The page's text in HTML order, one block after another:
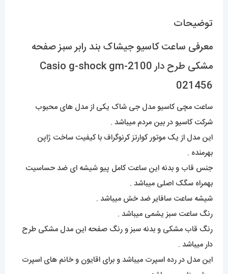
توضیحات
معرفی ساعت کاسیو جیشاک بند رابر سبز صفحه
مشکی طرح دار Casio g-shock gm-2100
021456
ساعت مچی کاسیو مدل جی شاک یکی از مدل های محبوب
شرکت کاسیو در بین مردم میباشد .
این مدل از یک موتور کوارتز کرنوگراف با کیفیت ساخت ژاپن
بهرمنده .
جنس قاب و بدنه این ساعت کامل پیو شیشه ای ضد حساسیت
بهمراه سگک اصلی میباشد .
شیشه ساعت سافایر ضد خش میباشد .
رنگ ساعت سبز یشمی میباشد .
رنگ قاب مشکی و بدنه سبز و رنگ صفحه این مدل مشکی طرح
دار میباشد .
این مدل در رده اسپرت میباشد و برای اقایون و خانم های اسپرت